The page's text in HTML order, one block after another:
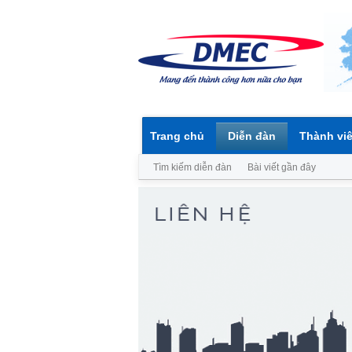
Trang chủ Diễn đàn
Tìm kiếm diễn đàn Bài viết gần đây
Thành